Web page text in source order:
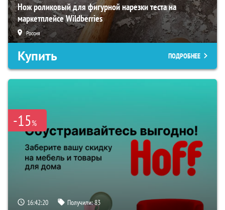
Нож роликовый для фигурной нарезки теста на
маркетплейсе Wildberries
Россия
Купить ПОДРОБНЕЕ
-15%
16:42:19 Получили:83